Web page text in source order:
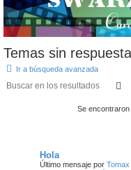
Temas sin respuesta
Ir a búsqueda avanzada
Se
Hola
Último mensaje por Tomax